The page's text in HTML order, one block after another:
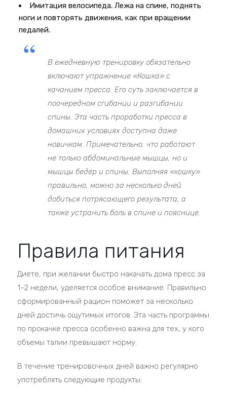
Имитация велосипеда. Лежа на спине, поднять
ноги и повторять движения, как при вращении
педалей.
В ежедневную тренировку обязательно
включают упражнение «Кошка» с
качанием пресса. Его суть заключается в
поочередном сгибании и разгибании
спины. Эта часть проработки пресса в
домашних условиях доступна даже
новичкам. Примечательно, что работают
не только абдоминальные мышцы, но и
мышцы бедер и спины. Выполняя «кошку»
правильно, можно за несколько дней
добиться потрясающего результата, а
также устранить боль в спине и пояснице.
Правила питания
Диете, при желании быстро накачать дома пресс за
1–2 недели, уделяется особое внимание. Правильно
сформированный рацион поможет за несколько
дней достичь ощутимых итогов. Эта часть программы
по прокачке пресса особенно важна для тех, у кого
объемы талии превышают норму.
В течение тренировочных дней важно регулярно
употреблять следующие продукты: